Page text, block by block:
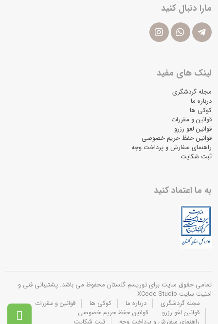

مارا دنبال کنید
لینک های مفید
مجله گردشگری
درباره ما
کوکی ها
قوانین و مقررات
قوانین لغو رزرو
قوانین حفظ حریم خصوصی
راهنمای سفارش و پرداخت وجه
ثبت شکایت
به ما اعتماد کنید
تمامی حقوق سایت برای توریسم گلستان محفوظ می باشد. پشتیبانی فنی و
امنیت سایت XCode Studio
مجله گردشگری
درباره ما کوکی ها
قوانین و مقررات
قوانین لغو رزرو
قوانین حفظ حریم خصوصی